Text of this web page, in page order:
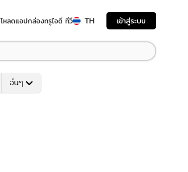
โหลดแอปกล่องทรูไอดี ทีวี TH เข้าสู่ระบบ
อื่นๆ